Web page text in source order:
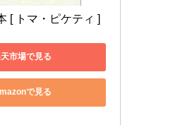
[ トマ・ピケティ ]
市場で見る
で見る